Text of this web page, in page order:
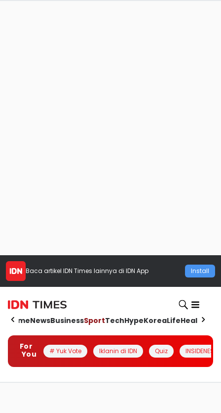
Baca artikel IDN Times lainnya di IDN App Install
HomeNewsBusinessSportTechHypeKoreaLifeHealth
For
You
# Yuk Vote Iklanin di IDN Quiz INSIDENESIA